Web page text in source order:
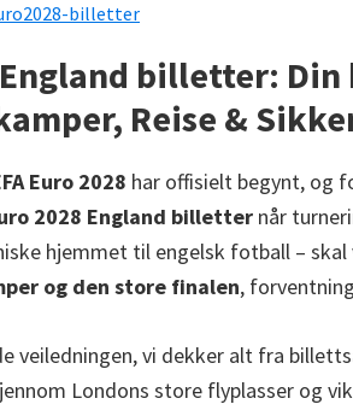
billetter
England billetter:
Reise &
Euro 2028 har offisielt begynt, og
2028 England billetter når
hjemmet til engelsk fotball –
og den store finalen,
veiledningen, vi dekker alt fra
Londons store flyplasser og